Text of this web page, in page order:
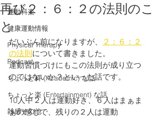
運動科楽
健康運動情報
Physical Therapy
Podcast
ちょっと科 (Academic) な話
ちょっと楽 (Entertainment) な話
雑感その他
再び２：６：２の法則のこ
と
だいぶん前になりますが、
２：６：２
の法則について書きました。
運動習慣づけにもこの法則が成り立つ
のではないか？といった話です。
10人中２人は運動好き、６人はまぁま
ぁの感じで、残りの２人は運動